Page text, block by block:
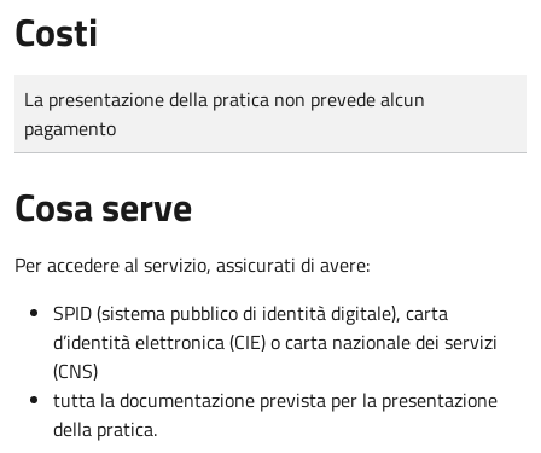
Costi
Tipo di pagamento
Importo
La presentazione della pratica non prevede alcun
pagamento
Cosa serve
Per accedere al servizio, assicurati di avere:
SPID (sistema pubblico di identità digitale), carta
d’identità elettronica (CIE) o carta nazionale dei servizi
(CNS)
tutta la documentazione prevista per la presentazione
della pratica.